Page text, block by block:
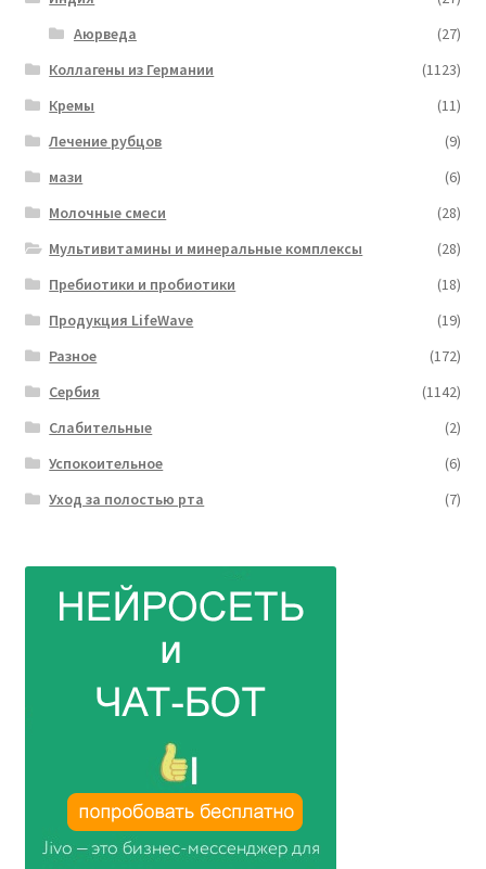
Аюрведа
(27)
Коллагены из Германии
(1123)
Кремы
(11)
Лечение рубцов
(9)
мази
(6)
Молочные смеси
(28)
Мультивитамины и минеральные комплексы
(28)
Пребиотики и пробиотики
(18)
Продукция LifeWave
(19)
Разное
(172)
Сербия
(1142)
Слабительные
(2)
Успокоительное
(6)
Уход за полостью рта
(7)